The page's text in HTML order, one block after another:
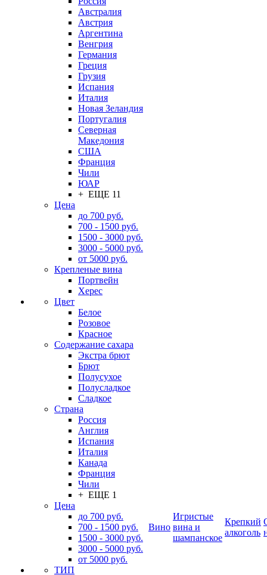
Австралия
Австрия
Аргентина
Венгрия
Германия
Греция
Грузия
Испания
Италия
Новая Зеландия
Португалия
Северная
Македония
США
Франция
Чили
ЮАР
+ ЕЩЕ 11
Цена
до 700 руб.
700 - 1500 руб.
1500 - 3000 руб.
3000 - 5000 руб.
от 5000 руб.
Крепленые вина
Портвейн
Херес
Цвет
Белое
Розовое
Красное
Содержание сахара
Экстра брют
Брют
Полусухое
Полусладкое
Сладкое
Страна
Россия
Англия
Испания
Италия
Канада
Франция
Чили
+ ЕЩЕ 1
Цена
до 700 руб.
700 - 1500 руб.
1500 - 3000 руб.
3000 - 5000 руб.
от 5000 руб.
ТИП
Вино
Игристые
вина и
шампанское
Крепкий
алкоголь